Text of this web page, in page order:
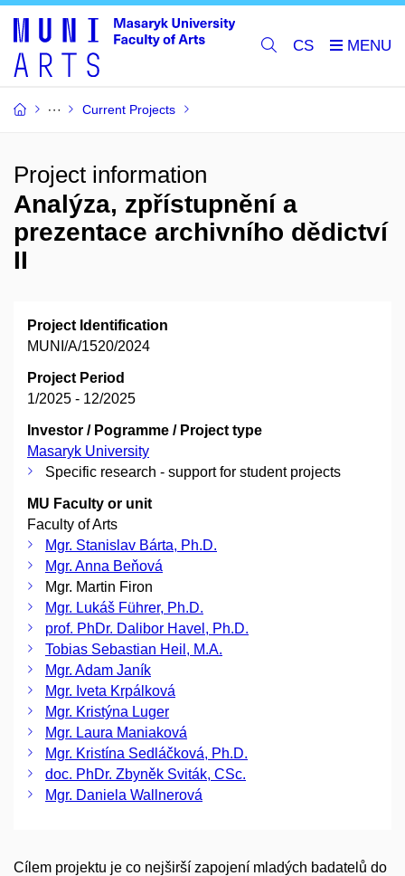
CS
Current Projects
Project information
Analýza, zpřístupnění a
prezentace archivního dědictví
II
Project Identification
MUNI/A/1520/2024
Project Period
1/2025 - 12/2025
Investor / Pogramme / Project type
Masaryk University
Specific research - support for student projects
MU Faculty or unit
Faculty of Arts
Mgr. Stanislav Bárta, Ph.D.
Mgr. Anna Beňová
Mgr. Martin Firon
Mgr. Lukáš Führer, Ph.D.
prof. PhDr. Dalibor Havel, Ph.D.
Tobias Sebastian Heil, M.A.
Mgr. Adam Janík
Mgr. Iveta Krpálková
Mgr. Kristýna Luger
Mgr. Laura Maniaková
Mgr. Kristína Sedláčková, Ph.D.
doc. PhDr. Zbyněk Sviták, CSc.
Mgr. Daniela Wallnerová
Cílem projektu je co nejširší zapojení mladých badatelů do